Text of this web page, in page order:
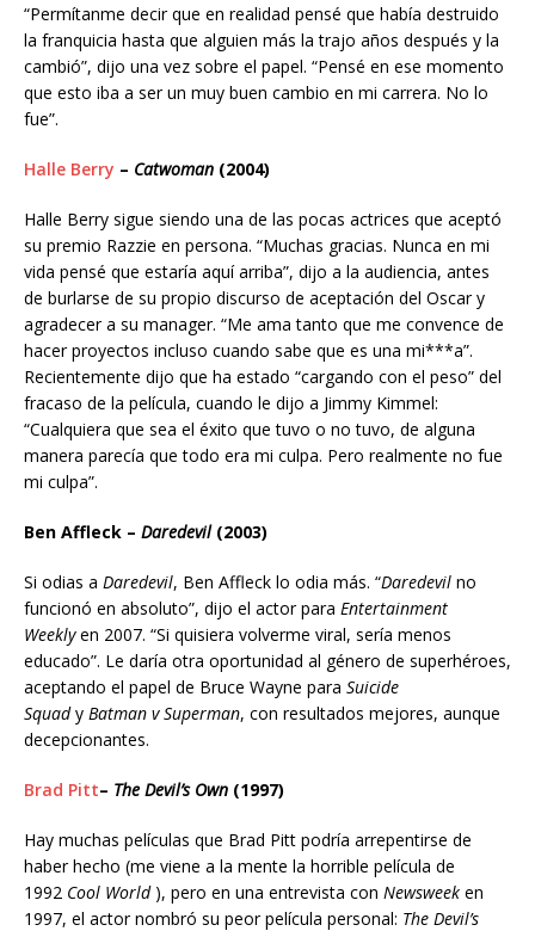
“Permítanme decir que en realidad pensé que había destruido
la franquicia hasta que alguien más la trajo años después y la
cambió”, dijo una vez sobre el papel. “Pensé en ese momento
que esto iba a ser un muy buen cambio en mi carrera. No lo
fue”.
Halle Berry – Catwoman (2004)
Halle Berry sigue siendo una de las pocas actrices que aceptó
su premio Razzie en persona. “Muchas gracias. Nunca en mi
vida pensé que estaría aquí arriba”, dijo a la audiencia, antes
de burlarse de su propio discurso de aceptación del Oscar y
agradecer a su manager. “Me ama tanto que me convence de
hacer proyectos incluso cuando sabe que es una mi***a”.
Recientemente dijo que ha estado “cargando con el peso” del
fracaso de la película, cuando le dijo a Jimmy Kimmel:
“Cualquiera que sea el éxito que tuvo o no tuvo, de alguna
manera parecía que todo era mi culpa. Pero realmente no fue
mi culpa”.
Ben Affleck – Daredevil(2003)
Si odias a Daredevil, Ben Affleck lo odia más. “Daredevil no
funcionó en absoluto”, dijo el actor para Entertainment
Weeklyen 2007. “Si quisiera volverme viral, sería menos
educado”. Le daría otra oportunidad al género de superhéroes,
aceptando el papel de Bruce Wayne para Suicide
Squady Batman v Superman, con resultados mejores, aunque
decepcionantes.
Brad Pitt– The Devil’s Own (1997)
Hay muchas películas que Brad Pitt podría arrepentirse de
haber hecho (me viene a la mente la horrible película de
1992 Cool World), pero en una entrevista con Newsweek en
1997, el actor nombró su peor película personal: The Devil’s